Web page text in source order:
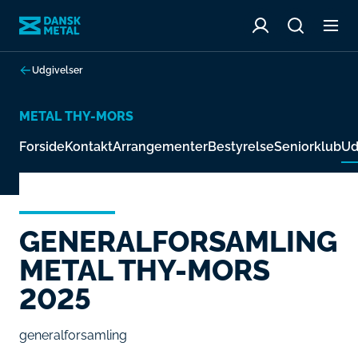
Udgivelser
METAL THY-MORS
ForsideKontaktArrangementerBestyrelseSeniorklub
GENERALFORSAMLING
METAL THY-MORS
2025
generalforsamling